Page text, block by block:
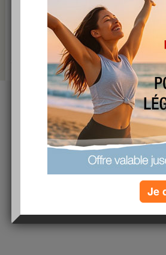
Pas trop le moral aujourd'hui.. mauvaise nui t
J'ai fait une sieste cette aprem et après
je bouge j'ai des contractions.
Cela fait 1 mois que je suis en arrêt et j'en ai
Je ne sais plus trop quoi en penser (j 'entends
quelqu'un assez anxieuse eh bien je
est enceinte est hospitalisée car bébé a failli
vite (elle n a pas fait trop attention non plus...)
Enfin bon , demain matin je vais au médecin
En tout cas je me sens incapable de
Je